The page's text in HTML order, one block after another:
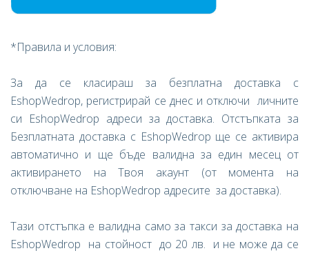
*Правила и условия:
За да се класираш за безплатна доставка с
EshopWedrop, регистрирай се днес и отключи личните
си EshopWedrop адреси за доставка. Отстъпката за
Безплатната доставка с EshopWedrop ще се активира
автоматично и ще бъде валидна за един месец от
активирането на Твоя акаунт (от момента на
отключване на EshopWedrop адресите за доставка).
Тази отстъпка е валидна само за такси за доставка на
EshopWedrop на стойност до 20 лв. и не може да се